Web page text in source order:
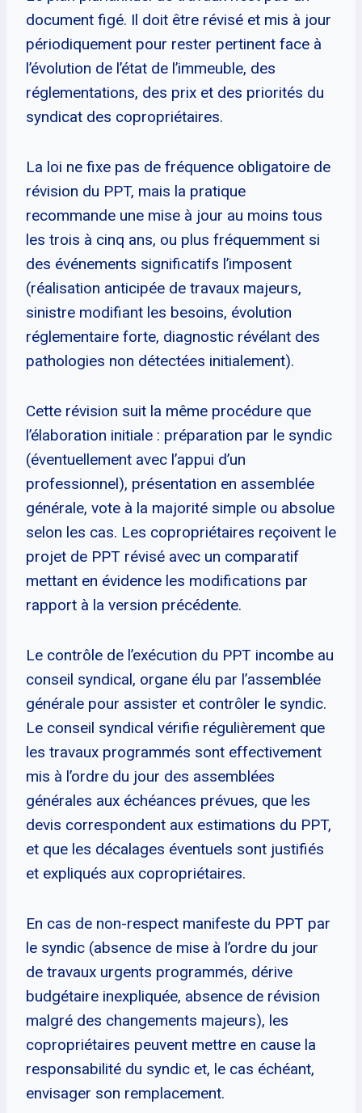
document figé. Il doit être révisé et mis à jour
périodiquement pour rester pertinent face à
l’évolution de l’état de l’immeuble, des
réglementations, des prix et des priorités du
syndicat des copropriétaires.
La loi ne fixe pas de fréquence obligatoire de
révision du PPT, mais la pratique
recommande une mise à jour au moins tous
les trois à cinq ans, ou plus fréquemment si
des événements significatifs l’imposent
(réalisation anticipée de travaux majeurs,
sinistre modifiant les besoins, évolution
réglementaire forte, diagnostic révélant des
pathologies non détectées initialement).
Cette révision suit la même procédure que
l’élaboration initiale : préparation par le syndic
(éventuellement avec l’appui d’un
professionnel), présentation en assemblée
générale, vote à la majorité simple ou absolue
selon les cas. Les copropriétaires reçoivent le
projet de PPT révisé avec un comparatif
mettant en évidence les modifications par
rapport à la version précédente.
Le contrôle de l’exécution du PPT incombe au
conseil syndical, organe élu par l’assemblée
générale pour assister et contrôler le syndic.
Le conseil syndical vérifie régulièrement que
les travaux programmés sont effectivement
mis à l’ordre du jour des assemblées
générales aux échéances prévues, que les
devis correspondent aux estimations du PPT,
et que les décalages éventuels sont justifiés
et expliqués aux copropriétaires.
En cas de non-respect manifeste du PPT par
le syndic (absence de mise à l’ordre du jour
de travaux urgents programmés, dérive
budgétaire inexpliquée, absence de révision
malgré des changements majeurs), les
copropriétaires peuvent mettre en cause la
responsabilité du syndic et, le cas échéant,
envisager son remplacement.